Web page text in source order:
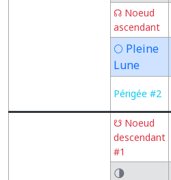
☊ Noeud
ascendant
🌕 Pleine
Lune
Périgée #2
☋ Noeud
descendant
#1
🌗